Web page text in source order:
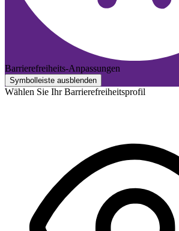
Barrierefreiheits-Anpassungen
Symbolleiste ausblenden
Wählen Sie Ihr Barrierefreiheitsprofil